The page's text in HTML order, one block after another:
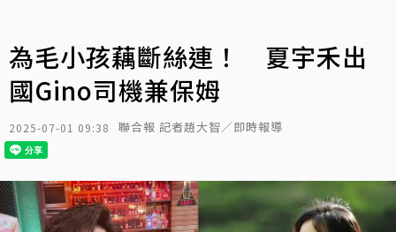
為毛小孩藕斷絲連！ 夏宇禾出
國Gino司機兼保姆
2025-07-01 09:38 聯合報 記者趙大智／即時報導